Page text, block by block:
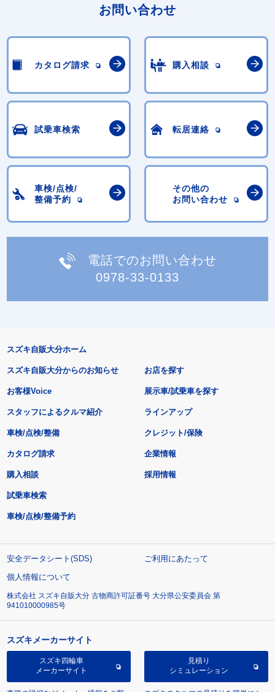
お問い合わせ
カタログ請求 購入相談
試乗車検索 転居連絡
車検/点検/
整備予約
その他の
お問い合わせ
電話でのお問い合わせ
0978-33-0133
スズキ自販大分ホーム
スズキ自販大分からのお知らせ
お客様Voice
スタッフによるクルマ紹介
お店を探す
展示車/試乗車を探す
ラインアップ
車検/点検/整備 クレジット/保険
カタログ請求
購入相談
試乗車検索
車検/点検/整備予約
企業情報
採用情報
安全データシート(SDS)
ご利用にあたって
個人情報について
株式会社 スズキ自販大分 古物商許可証番号 大分県公安委員会 第
941010000985号
スズキメーカーサイト
スズキ四輪車
メーカーサイト
見積り
シミュレーション